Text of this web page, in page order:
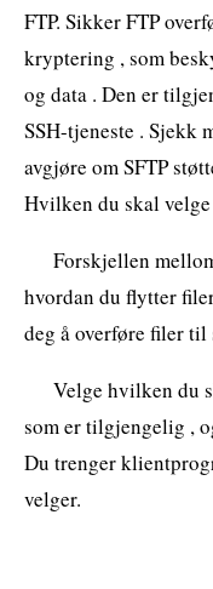
FTP. Sikker FTP
kryptering , som
og data . Den er
SSH-tjeneste . Sjekk
avgjøre om SFTP
Hvilken du skal velge
Forskjellen
hvordan du flytter
deg å overføre filer til
Velge hvilken du
som er tilgjengelig ,
Du trenger
velger.